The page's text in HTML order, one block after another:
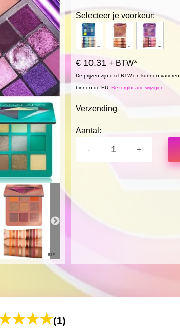
Selecteer je voorkeur:
€ 10.31 + BTW*
De prijzen zijn excl BTW en kunnen
binnen de EU. Bezorglocatie wijzigen
Verzending
Aantal:
(1)